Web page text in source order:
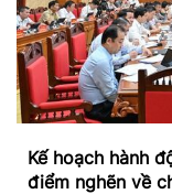
Kế hoạch hành
điểm nghẽn về